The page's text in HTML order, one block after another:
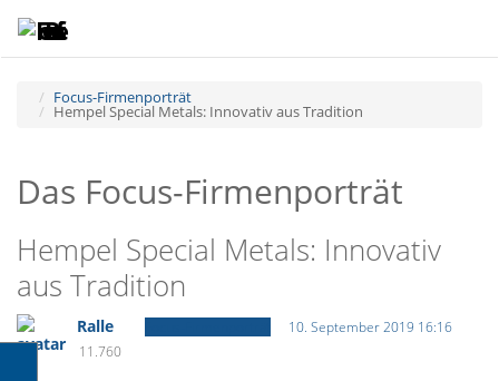
Focus-Firmenporträt
Hempel Special Metals: Innovativ aus Tradition
Das Focus-Firmenporträt
Hempel Special Metals: Innovativ
aus Tradition
Ralle
10. September 2019 16:16
11.760